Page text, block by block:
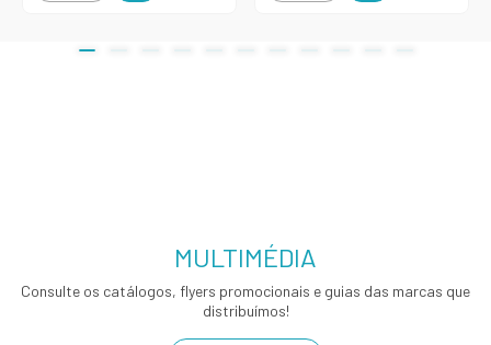
MULTIMÉDIA
Consulte os catálogos, flyers promocionais e guias das marcas que
distribuímos!